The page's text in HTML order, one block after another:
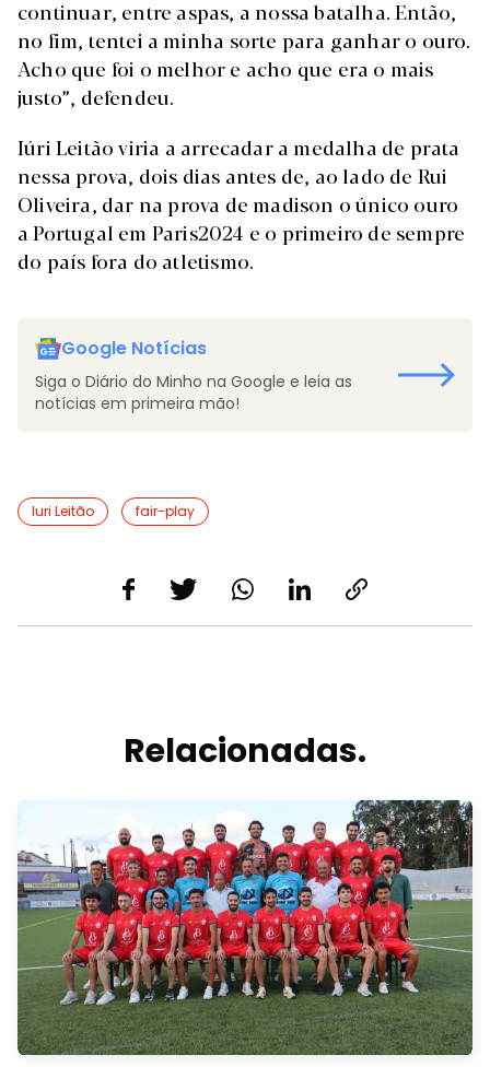
continuar, entre aspas, a nossa batalha. Então,
no fim, tentei a minha sorte para ganhar o ouro.
Acho que foi o melhor e acho que era o mais
justo”, defendeu.
Iúri Leitão viria a arrecadar a medalha de prata
nessa prova, dois dias antes de, ao lado de Rui
Oliveira, dar na prova de madison o único ouro
a Portugal em Paris2024 e o primeiro de sempre
do país fora do atletismo.
Google Notícias
Siga o Diário do Minho na Google e leia as
notícias em primeira mão!
Iuri Leitão fair-play
Relacionadas.